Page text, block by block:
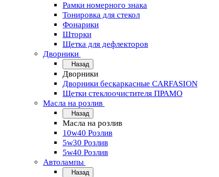
Рамки номерного знака
Тонировка для стекол
Фонарики
Шторки
Щетка для дефлекторов
Дворники
Назад
Дворники
Дворники бескаркасные CARFASION
Щетки стеклоочистителя ПРАМО
Масла на розлив
Назад
Масла на розлив
10w40 Розлив
5w30 Розлив
5w40 Розлив
Автолампы
Назад